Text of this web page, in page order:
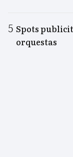
Spots
orquestas